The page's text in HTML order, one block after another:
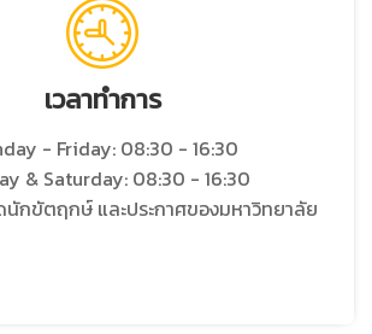
เวลาทำการ
- Friday: 08:30 - 16:30
& Saturday: 08:30 - 16:30
กขัตฤกษ์ และประกาศของมหาวิทยาลัย